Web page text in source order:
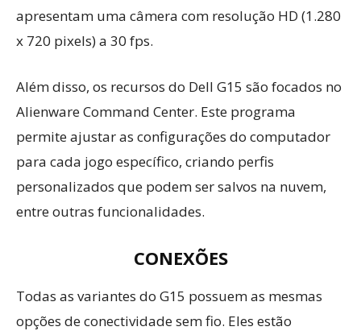
apresentam uma câmera com resolução HD (1.280
x 720 pixels) a 30 fps.
Além disso, os recursos do Dell G15 são focados no
Alienware Command Center. Este programa
permite ajustar as configurações do computador
para cada jogo específico, criando perfis
personalizados que podem ser salvos na nuvem,
entre outras funcionalidades.
CONEXÕES
Todas as variantes do G15 possuem as mesmas
opções de conectividade sem fio. Eles estão